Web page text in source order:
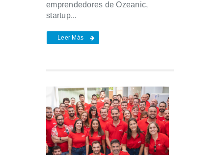
emprendedores de Ozeanic,
startup...
Leer Más